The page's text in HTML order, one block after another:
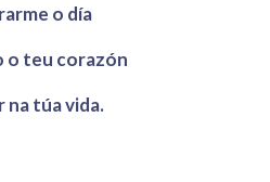
o día
o teu corazón
na túa vida.